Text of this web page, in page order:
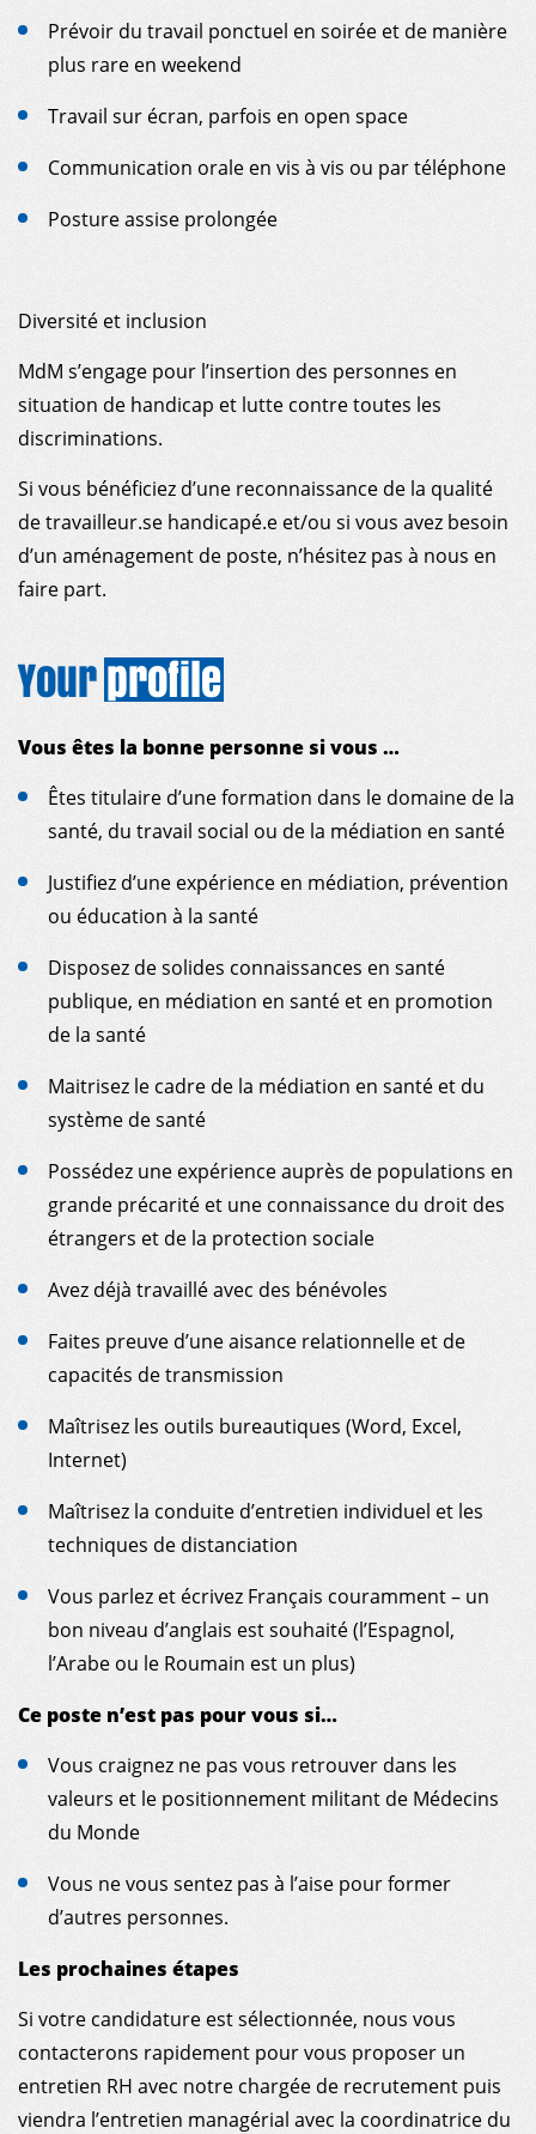
Prévoir du travail ponctuel en soirée et de manière
plus rare en weekend
Travail sur écran, parfois en open space
Communication orale en vis à vis ou par téléphone
Posture assise prolongée
Diversité et inclusion
MdM s’engage pour l’insertion des personnes en
situation de handicap et lutte contre toutes les
discriminations.
Si vous bénéficiez d’une reconnaissance de la qualité
de travailleur.se handicapé.e et/ou si vous avez besoin
d’un aménagement de poste, n’hésitez pas à nous en
faire part.
Yourprofile
Vous êtes la bonne personne si vous …
Êtes titulaire d’une formation dans le domaine de la
santé, du travail social ou de la médiation en santé
Justifiez d’une expérience en médiation, prévention
ou éducation à la santé
Disposez de solides connaissances en santé
publique, en médiation en santé et en promotion
de la santé
Maitrisez le cadre de la médiation en santé et du
système de santé
Possédez une expérience auprès de populations en
grande précarité et une connaissance du droit des
étrangers et de la protection sociale
Avez déjà travaillé avec des bénévoles
Faites preuve d’une aisance relationnelle et de
capacités de transmission
Maîtrisez les outils bureautiques (Word, Excel,
Internet)
Maîtrisez la conduite d’entretien individuel et les
techniques de distanciation
Vous parlez et écrivez Français couramment – un
bon niveau d’anglais est souhaité (l’Espagnol,
l’Arabe ou le Roumain est un plus)
Ce poste n’est pas pour vous si…
Vous craignez ne pas vous retrouver dans les
valeurs et le positionnement militant de Médecins
du Monde
Vous ne vous sentez pas à l’aise pour former
d’autres personnes.
Les prochaines étapes
Si votre candidature est sélectionnée, nous vous
contacterons rapidement pour vous proposer un
entretien RH avec notre chargée de recrutement puis
viendra l’entretien managérial avec la coordinatrice du